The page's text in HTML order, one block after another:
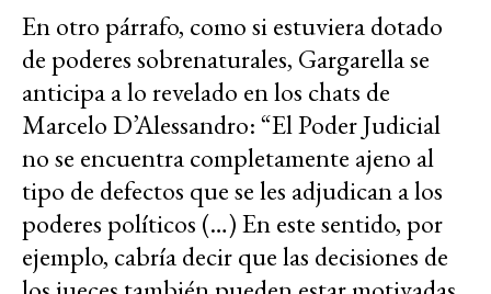
En otro párrafo, como si estuviera dotado
de poderes sobrenaturales, Gargarella se
anticipa a lo revelado en los chats de
Marcelo D’Alessandro: “El Poder Judicial
no se encuentra completamente ajeno al
tipo de defectos que se les adjudican a los
poderes políticos (…) En este sentido, por
ejemplo, cabría decir que las decisiones de